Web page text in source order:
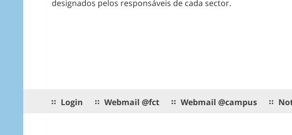
designados pelos responsáveis de cada sector.
Login Webmail @fct Webmail @campus